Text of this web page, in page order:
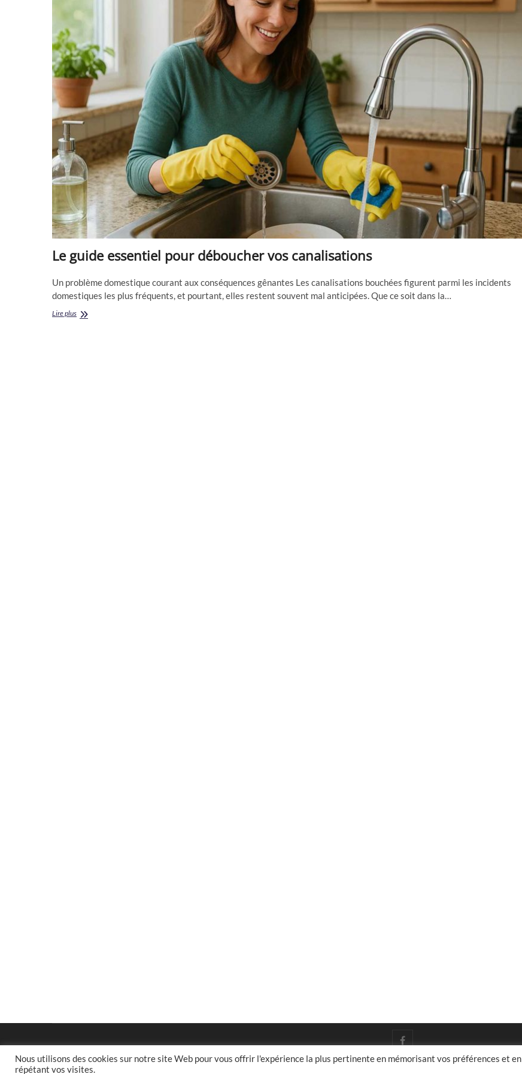
Le guide essentiel pour déboucher vos canalisations
Un problème domestique courant aux conséquences gênantes Les canalisations bouchées figurent parmi les incidents
domestiques les plus fréquents, et pourtant, elles restent souvent mal anticipées. Que ce soit dans la…
Lire plusLe
facebook
Nous utilisons des cookies sur notre site Web pour vous offrir l'expérience la plus pertinente en mémorisant vos préférences et en
répétant vos visites.